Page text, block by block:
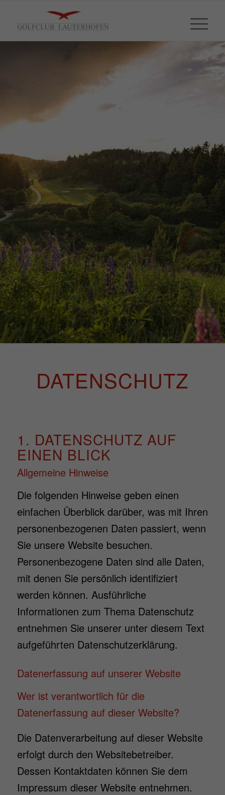
DATENSCHUTZ
1. DATENSCHUTZ AUF
EINEN BLICK
Allgemeine Hinweise
Die folgenden Hinweise geben einen
einfachen Überblick darüber, was mit Ihren
personenbezogenen Daten passiert, wenn
Sie unsere Website besuchen.
Personenbezogene Daten sind alle Daten,
mit denen Sie persönlich identifiziert
werden können. Ausführliche
Informationen zum Thema Datenschutz
entnehmen Sie unserer unter diesem Text
aufgeführten Datenschutzerklärung.
Datenerfassung auf unserer Website
Wer ist verantwortlich für die
Datenerfassung auf dieser Website?
Die Datenverarbeitung auf dieser Website
erfolgt durch den Websitebetreiber.
Dessen Kontaktdaten können Sie dem
Impressum dieser Website entnehmen.